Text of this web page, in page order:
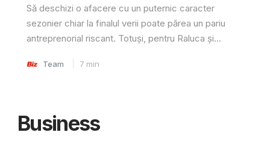
Să deschizi o afacere cu un puternic caracter
sezonier chiar la finalul verii poate părea un pariu
antreprenorial riscant. Totuși, pentru Raluca și...
Team 7 min
Business